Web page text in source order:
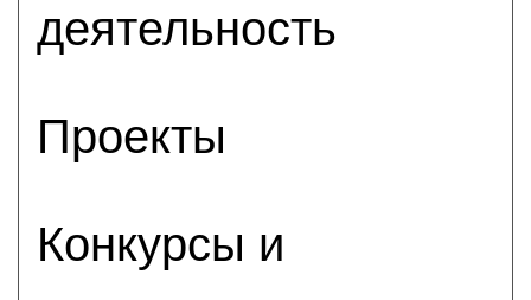
деятельность
Проекты
Конкурсы и